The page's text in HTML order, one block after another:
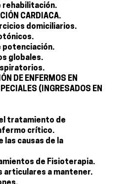
rehabilitación.
CARDIACA.
domiciliarios.
potenciación.
globales.
DE ENFERMOS EN
(INGRESADOS EN
tratamiento de
crítico.
las causas de la
de Fisioterapia.
articulares a mantener.